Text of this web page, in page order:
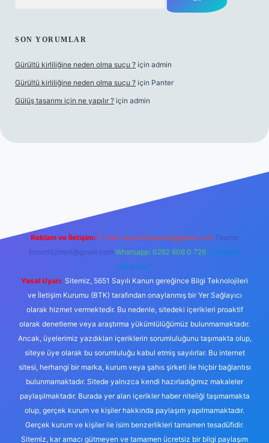
SON YORUMLAR
Gürültü kirliliğine neden olma suçu ? için admin
Gürültü kirliliğine neden olma suçu ? için Panter
Gülüş tasarımı için ne yapılır ? için admin
Reklam ve İletişim: E-mail: backlinkpaneli@gmail.com Teams:
forumhizmeti@gmail.com Whatsapp: 0262 606 0 726 Telegram:
@karabul
Yasal Uyarı: Sitemiz, 5651 Sayılı Kanun gereğince Bilgi Teknolojileri
ve İletişim Kurumu (BTK) tarafından onaylanmış bir Yer Sağlayıcı
olarak hizmet vermektedir. Bu nedenle, sitedeki içerikleri proaktif
olarak denetleme veya araştırma yükümlülüğümüz bulunmamaktadır.
Ancak, üyelerimiz yazdıkları içeriklerin sorumluluğunu taşımakta olup,
siteye üye olarak bu sorumluluğu kabul etmiş sayılırlar. Bu internet
sitesi, herhangi bir marka, kurum veya şahıs şirketi ile hiçbir bağlantısı
bulunmamaktadır. Sitede yalnızca kendi hazırladığımız makaleler
paylaşılmaktadır. Burada yer alan içerikler haber niteliği taşımamakta
olup, gerçek kurum ve kişiler hakkında paylaşım yapılmamaktadır.
Gerçek kurum ve kişiler ile isim benzerlikleri tamamen tesadüfidir.
Sitemiz, kar amacı gütmeyen ve tamamen ücretsiz bir bilgi paylaşım